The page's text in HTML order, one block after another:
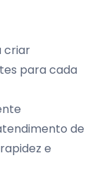
criar
para cada
de
e